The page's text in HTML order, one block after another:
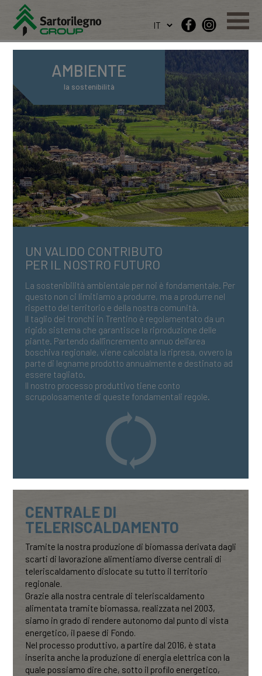
AMBIENTE
la sostenibilità
UN VALIDO CONTRIBUTO
PER IL NOSTRO FUTURO
La sostenibilità ambientale per noi è fondamentale. Per
questo non ci limitiamo a produrre, ma a produrre nel
rispetto del territorio e della nostra comunità.
Il taglio dei tronchi in Trentino è regolamentato da un
rigido sistema che garantisce la riproduzione delle
piante. Partendo dall'incremento annuo dell'area
boschiva regionale, viene calcolata la ripresa, ovvero la
parte di legname prodotto annualmente e destinato ad
essere tagliato.
Il nostro processo produttivo tiene conto
scrupolosamente di queste fondamentali regole.
CENTRALE DI
TELERISCALDAMENTO
Tramite la nostra produzione di biomassa derivata dagli
scarti di lavorazione alimentiamo diverse centrali di
teleriscaldamento dislocate su tutto il territorio
regionale.
Grazie alla nostra centrale di teleriscaldamento
alimentata tramite biomassa, realizzata nel 2003,
siamo in grado di rendere autonomo dal punto di vista
energetico, il paese di Fondo.
Nel processo produttivo, a partire dal 2016, è stata
inserita anche la produzione di energia elettrica con la
quale possiamo dire che, sotto il profilo energetico,